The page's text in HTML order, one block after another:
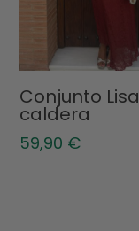
Conjunto Lisa
caldera
59,90 €